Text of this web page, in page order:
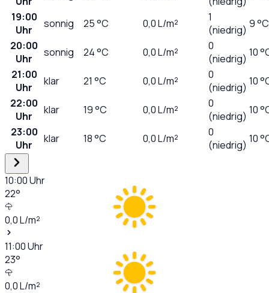
19:00
Uhr
sonnig 25°C 0,0L/m²
1
(niedrig) 9 °C
20:00
Uhr
sonnig 24°C 0,0L/m²
0
(niedrig) 10
21:00
Uhr
klar 21 °C 0,0L/m²
0
(niedrig) 10
22:00
Uhr
klar 19°C 0,0L/m²
0
(niedrig) 10
23:00
Uhr
klar 18°C 0,0L/m²
0
(niedrig) 10
10:00Uhr
22°
0,0L/m²
11:00Uhr
23°
0,0L/m²